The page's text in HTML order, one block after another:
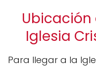
Ubicación
Iglesia
Para llegar a la